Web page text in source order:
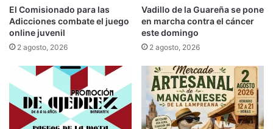
El Comisionado para las
Adicciones combate el juego
online juvenil
2 agosto, 2026
Vadillo de la Guareña se pone
en marcha contra el cáncer
este domingo
2 agosto, 2026